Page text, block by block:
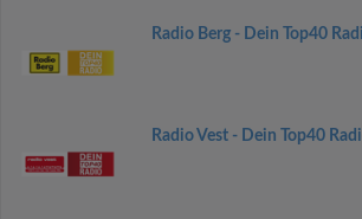
Radio Berg - Dein Top40
Radio Vest - Dein Top40